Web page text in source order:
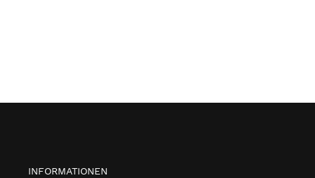
INFORMATIONEN